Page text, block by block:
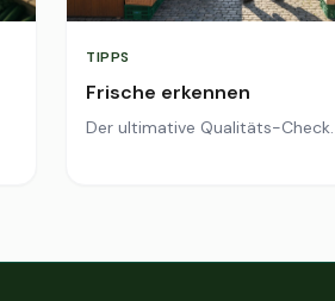
TIPPS
Frische erkennen
Der ultimative Qualitäts-Check.